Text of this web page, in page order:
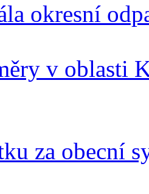
okresní
v oblasti
za obecní